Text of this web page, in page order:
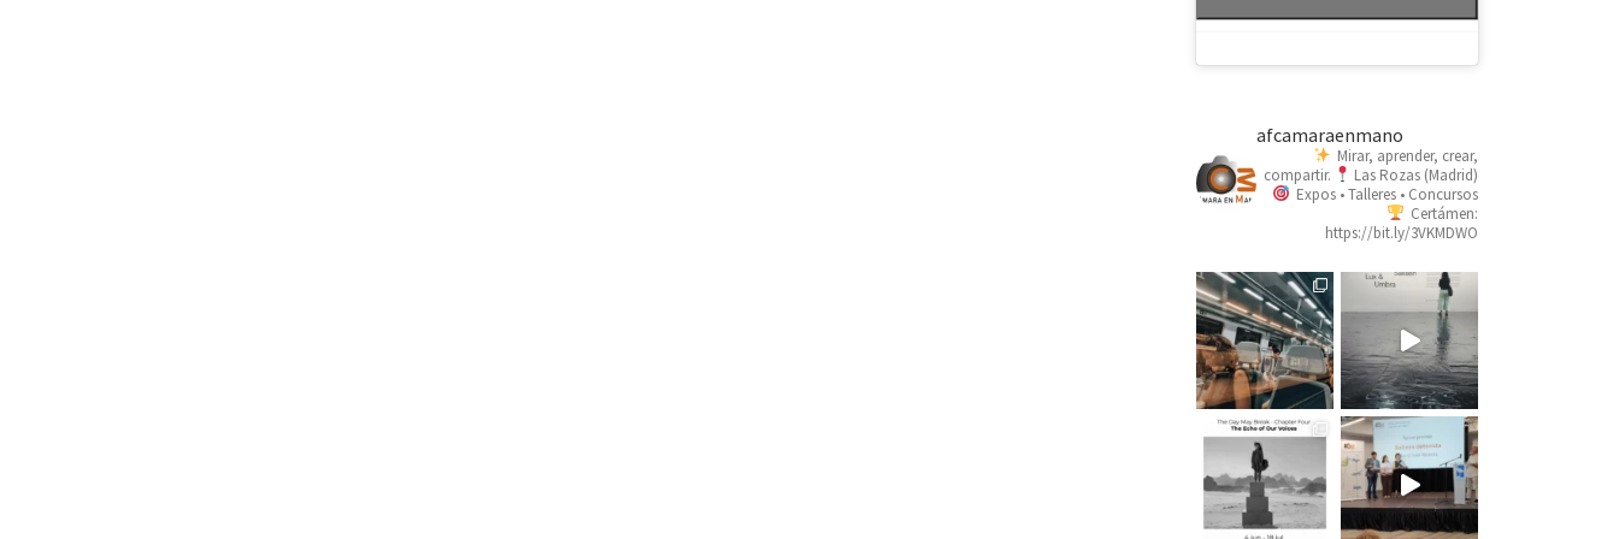
afcamaraenmano
Mirar, aprender, crear,
compartir.
Las Rozas (Madrid)
Expos • Talleres • Concursos
Certámen:
https://bit.ly/3VKMDWO